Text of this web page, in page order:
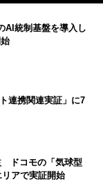
AI統制基盤を導入し
連携関連実証」に7
ドコモの「気球型
アで実証開始